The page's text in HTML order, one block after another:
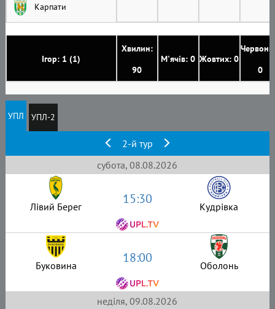
Ігор: 1 (1)
Хвилин:
90
М'ячів: 0 Жовтих: 0
0
Карпати
УПЛ УПЛ-2
2-й тур
субота, 08.08.2026
Лівий Берег 15:30 Кудрівка
Буковина 18:00 Оболонь
неділя, 09.08.2026